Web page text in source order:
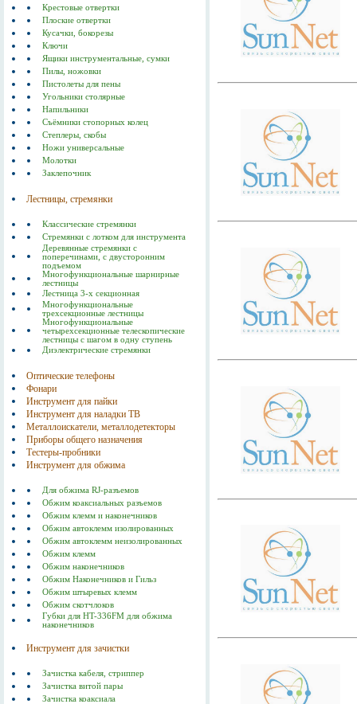
Крестовые отвертки
Плоские отвертки
Кусачки, бокорезы
Ключи
Ящики инструментальные, сумки
Пилы, ножовки
Пистолеты для пены
Угольники столярные
Напильники
Съёмники стопорных колец
Степлеры, скобы
Ножи универсальные
Молотки
Заклепочник
Лестницы, стремянки
Классические стремянки
Стремянки с лотком для инструмента
Деревянные стремянки с
поперечинами, с двусторонним
подъемом
Многофункциональные шарнирные
лестницы
Лестница 3-х секционная
Многофункциональные
трехсекционные лестницы
Многофункциональные
четырехсекционные телескопические
лестницы с шагом в одну ступень
Диэлектрические стремянки
Оптические телефоны
Фонари
Инструмент для пайки
Инструмент для наладки ТВ
Металлоискатели, металлодетекторы
Приборы общего назначения
Тестеры-пробники
Инструмент для обжима
Для обжима RJ-разъемов
Обжим коаксиальных разъемов
Обжим клемм и наконечников
Обжим автоклемм изолированных
Обжим автоклемм неизолированных
Обжим клемм
Обжим наконечников
Обжим Наконечников и Гильз
Обжим штыревых клемм
Обжим скотчлоков
Губки для HT-336FM для обжима
наконечников
Инструмент для зачистки
Зачистка кабеля, стриппер
Зачистка витой пары
Зачистка коаксиала